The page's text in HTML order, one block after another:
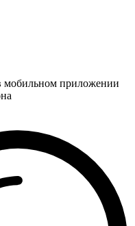
мобильном приложении